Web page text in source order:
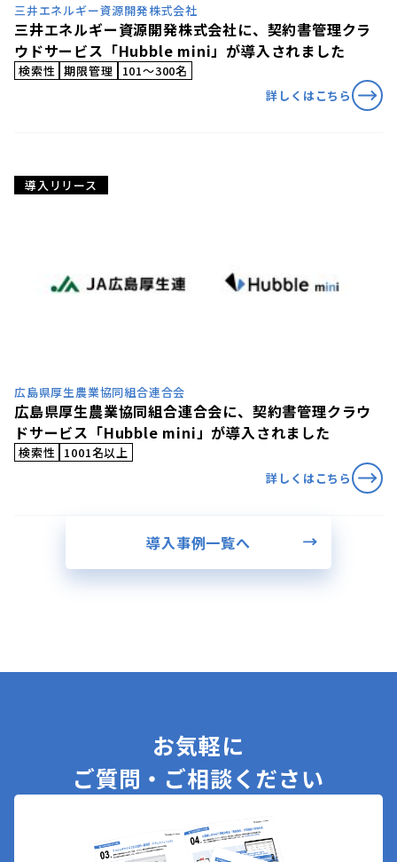
三井エネルギー資源開発株式会社
三井エネルギー資源開発株式会社に、契約書管理クラ
ウドサービス「Hubble mini」が導入されました
検索性 期限管理
101〜300名
詳しくはこちら
導入リリース
広島県厚生農業協同組合連合会
広島県厚生農業協同組合連合会に、契約書管理クラウ
ドサービス「Hubble mini」が導入されました
検索性 1001名以上
詳しくはこちら
導入事例一覧へ
お気軽に
ご質問・ご相談ください